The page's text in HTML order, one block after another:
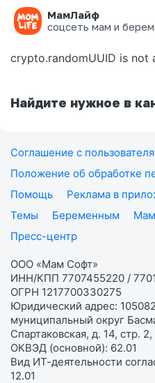
МамЛайф
соцсеть мам и
Ошибка на
crypto.randomUUID is not
Найдите нужное в
Соглашение с
Положение об обработке
Помощь
Реклама в
Темы
Беременным
Пресс-центр
ООО «Мам Софт»
ИНН/КПП 7707455220 /
ОГРН 1217700330275
Юридический адрес:
муниципальный округ
Спартаковская, д. 14, стр.
ОКВЭД (основной): 62.01
Вид ИТ-деятельности
12.01